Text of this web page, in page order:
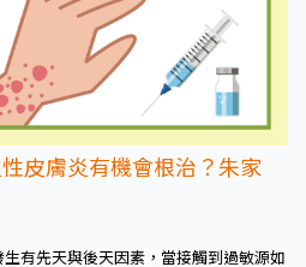
皮膚炎有機會根治？朱家
有先天與後天因素，當接觸到過敏源如